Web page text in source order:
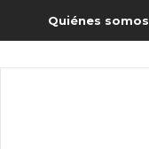
Quiénes somos